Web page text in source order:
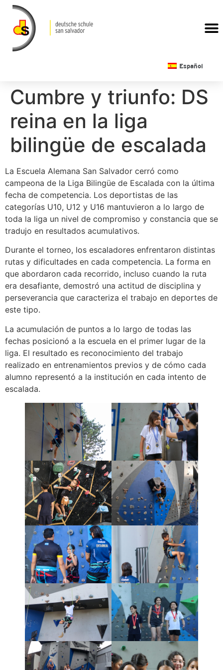
Español
Cumbre y triunfo: DS
reina en la liga
bilingüe de escalada
La Escuela Alemana San Salvador cerró como
campeona de la Liga Bilingüe de Escalada con la última
fecha de competencia. Los deportistas de las
categorías U10, U12 y U16 mantuvieron a lo largo de
toda la liga un nivel de compromiso y constancia que se
tradujo en resultados acumulativos.
Durante el torneo, los escaladores enfrentaron distintas
rutas y dificultades en cada competencia. La forma en
que abordaron cada recorrido, incluso cuando la ruta
era desafiante, demostró una actitud de disciplina y
perseverancia que caracteriza el trabajo en deportes de
este tipo.
La acumulación de puntos a lo largo de todas las
fechas posicionó a la escuela en el primer lugar de la
liga. El resultado es reconocimiento del trabajo
realizado en entrenamientos previos y de cómo cada
alumno representó a la institución en cada intento de
escalada.